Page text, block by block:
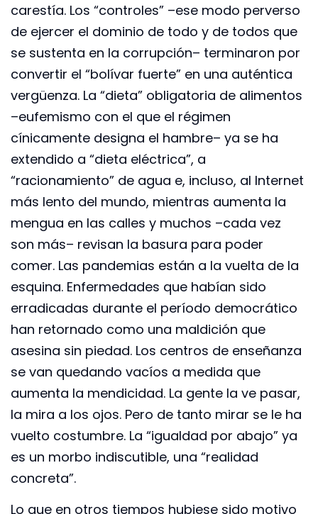
carestía. Los “controles” –ese modo perverso
de ejercer el dominio de todo y de todos que
se sustenta en la corrupción– terminaron por
convertir el “bolívar fuerte” en una auténtica
vergüenza. La “dieta” obligatoria de alimentos
–eufemismo con el que el régimen
cínicamente designa el hambre– ya se ha
extendido a “dieta eléctrica”, a
“racionamiento” de agua e, incluso, al Internet
más lento del mundo, mientras aumenta la
mengua en las calles y muchos –cada vez
son más– revisan la basura para poder
comer. Las pandemias están a la vuelta de la
esquina. Enfermedades que habían sido
erradicadas durante el período democrático
han retornado como una maldición que
asesina sin piedad. Los centros de enseñanza
se van quedando vacíos a medida que
aumenta la mendicidad. La gente la ve pasar,
la mira a los ojos. Pero de tanto mirar se le ha
vuelto costumbre. La “igualdad por abajo” ya
es un morbo indiscutible, una “realidad
concreta”.
Lo que en otros tiempos hubiese sido motivo